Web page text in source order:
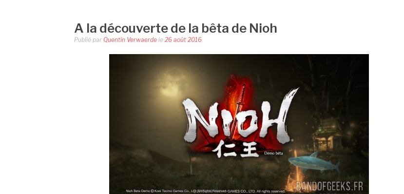
A la découverte de la bêta de Nioh
Publié par Quentin Verwaerde le 26 août 2016